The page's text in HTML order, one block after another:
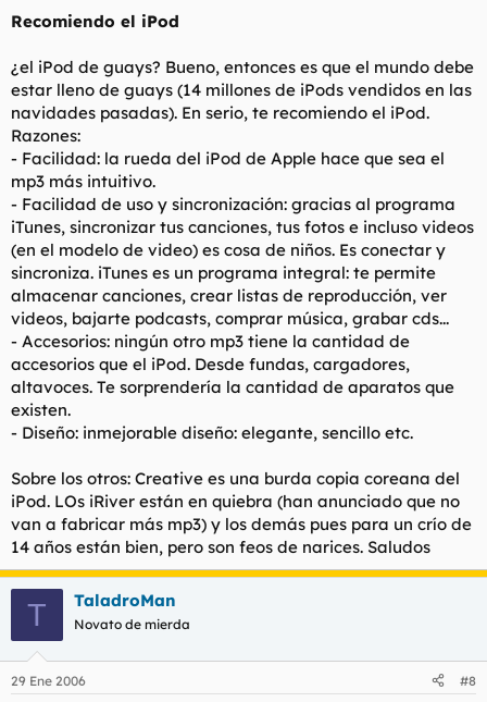
Recomiendo el iPod
¿el iPod de guays? Bueno, entonces es que el mundo debe
estar lleno de guays (14 millones de iPods vendidos en las
navidades pasadas). En serio, te recomiendo el iPod.
Razones:
- Facilidad: la rueda del iPod de Apple hace que sea el
mp3 más intuitivo.
- Facilidad de uso y sincronización: gracias al programa
iTunes, sincronizar tus canciones, tus fotos e incluso videos
(en el modelo de video) es cosa de niños. Es conectar y
sincroniza. iTunes es un programa integral: te permite
almacenar canciones, crear listas de reproducción, ver
videos, bajarte podcasts, comprar música, grabar cds...
- Accesorios: ningún otro mp3 tiene la cantidad de
accesorios que el iPod. Desde fundas, cargadores,
altavoces. Te sorprendería la cantidad de aparatos que
existen.
- Diseño: inmejorable diseño: elegante, sencillo etc.
Sobre los otros: Creative es una burda copia coreana del
iPod. LOs iRiver están en quiebra (han anunciado que no
van a fabricar más mp3) y los demás pues para un crío de
14 años están bien, pero son feos de narices. Saludos
T TaladroMan
Novato de mierda
29 Ene 2006 #8